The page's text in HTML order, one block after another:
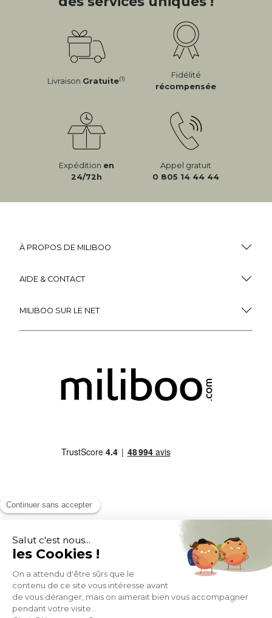
Livraison Gratuite(1)
Fidélité
récompensée
Expédition en
24/72h
Appel gratuit
0 805 14 44 44
À PROPOS DE MILIBOO
AIDE & CONTACT
MILIBOO SUR LE NET
MOYENS DE PAIEMENT